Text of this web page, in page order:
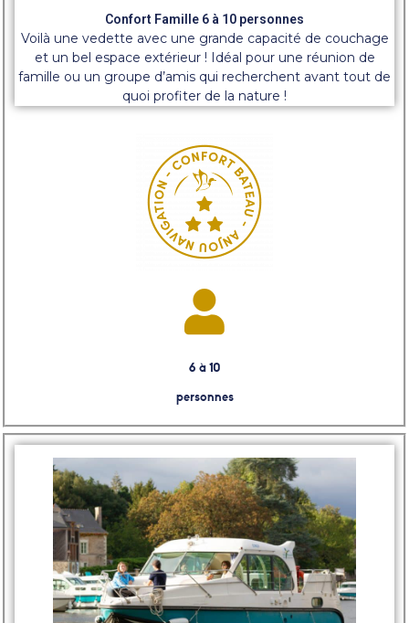
Confort Famille 6 à 10 personnes
Voilà une vedette avec une grande capacité de couchage
et un bel espace extérieur ! Idéal pour une réunion de
famille ou un groupe d’amis qui recherchent avant tout de
quoi profiter de la nature !
6 à 10
personnes